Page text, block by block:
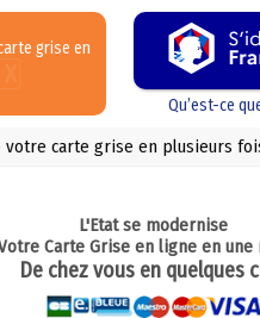
grise en
Qu’est-ce
votre carte grise en plusieurs
L'Etat se modernise
Carte Grise en ligne en une
De chez vous en quelques